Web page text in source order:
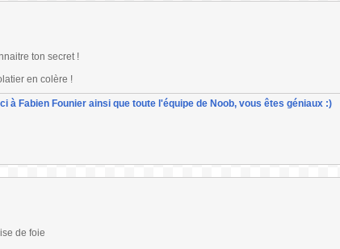
ton secret !
en colère !
à Fabien Founier ainsi que toute l'équipe de Noob, vous êtes géniaux :)
de foie